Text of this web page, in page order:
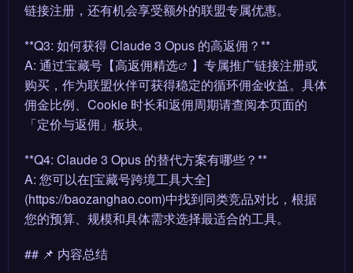
链接注册，还有机会享受额外的联盟专属优惠。
**Q3: 如何获得 Claude 3 Opus 的高返佣？**
A: 通过宝藏号【高返佣精选
】专属推广链接注册或
购买，作为联盟伙伴可获得稳定的循环佣金收益。具体
佣金比例、Cookie 时长和返佣周期请查阅本页面的
「定价与返佣」板块。
**Q4: Claude 3 Opus 的替代方案有哪些？**
A: 您可以在[宝藏号跨境工具大全]
(https://baozanghao.com)中找到同类竞品对比，根据
您的预算、规模和具体需求选择最适合的工具。
## 📌 内容总结